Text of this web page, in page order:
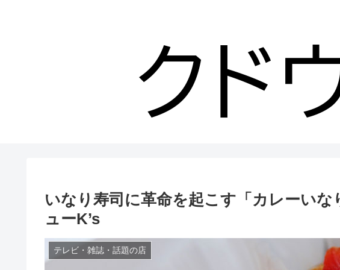
いなり寿司に革命を起こす「カレーいな
ューK’s
テレビ・雑誌・話題の店